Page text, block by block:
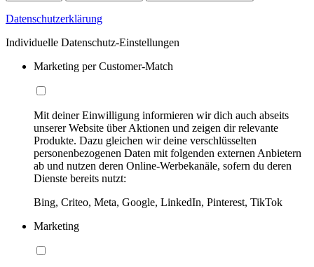
Datenschutzerklärung
Individuelle Datenschutz-Einstellungen
Marketing per Customer-Match
Mit deiner Einwilligung informieren wir dich auch abseits
unserer Website über Aktionen und zeigen dir relevante
Produkte. Dazu gleichen wir deine verschlüsselten
personenbezogenen Daten mit folgenden externen Anbietern
ab und nutzen deren Online-Werbekanäle, sofern du deren
Dienste bereits nutzt:
Bing, Criteo, Meta, Google, LinkedIn, Pinterest, TikTok
Marketing